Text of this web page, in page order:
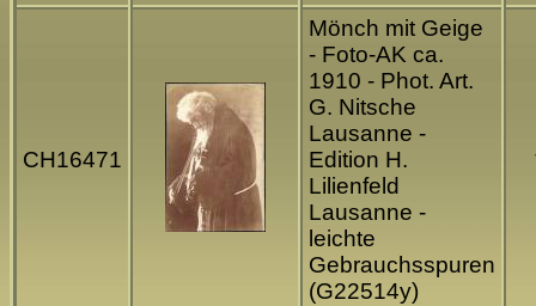
CH16471
Mönch mit Geige
- Foto-AK ca.
1910 - Phot. Art.
G. Nitsche
Lausanne -
Edition H.
Lilienfeld
Lausanne -
leichte
Gebrauchsspuren
(G22514y)